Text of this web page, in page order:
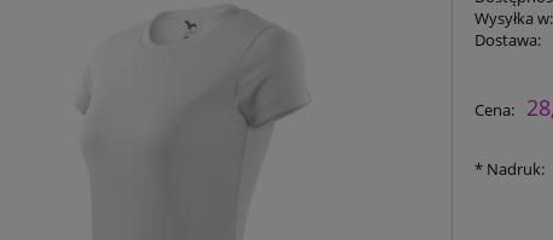
Wysyłka w:
Dostawa:
Cena:
* Nadruk: